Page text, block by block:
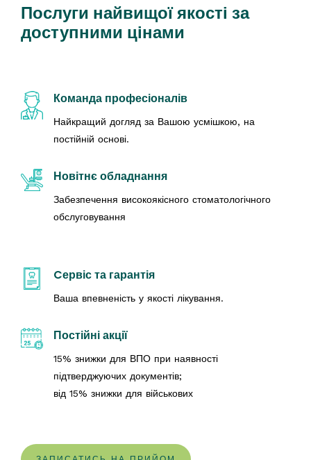
Послуги найвищої якості за
доступними цінами
Команда професіоналів
Найкращий догляд за Вашою усмішкою, на
постійній основі.
Новітнє обладнання
Забезпечення високоякісного стоматологічного
обслуговування
Cервіс та гарантія
Ваша впевненість у якості лікування.
Постійні акції
15% знижки для ВПО при наявності
підтверджуючих документів;
від 15% знижки для військових